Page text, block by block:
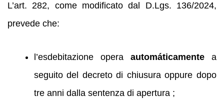
L’art. 282, come modificato dal D.Lgs. 136/2024,
prevede che:
l’esdebitazione opera automáticamentea
seguito del decreto di chiusura oppure dopo
tre anni dalla sentenza di apertura ;